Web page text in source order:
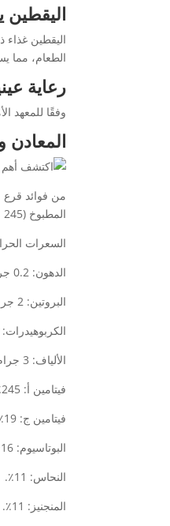
اليقطين
الطعام، مما
رعاية
وفقًا للمعهد
المعادن
من فوائد قرع
المطبوخ (245 جرام) يحتوي على:
السعرات
الدهون: 0.2 جرام.
البروتين: 2 جرام.
الكربوهيدرات: 12 جرام.
الألياف: 3 جرام.
فيتامين أ: 245٪.
فيتامين ج: 19٪.
البوتاسيوم: 16٪.
النحاس: 11٪.
المنجنيز: 11٪.